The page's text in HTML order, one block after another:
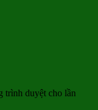
trình duyệt cho lần